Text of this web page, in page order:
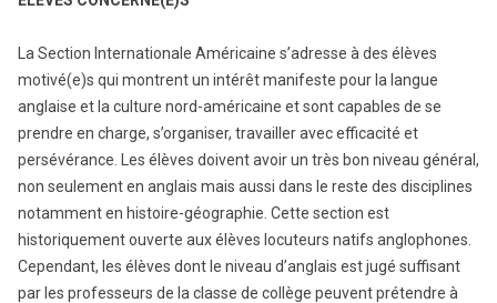
La Section Internationale Américaine s’adresse à des élèves
motivé(e)s qui montrent un intérêt manifeste pour la langue
anglaise et la culture nord-américaine et sont capables de se
prendre en charge, s’organiser, travailler avec efficacité et
persévérance. Les élèves doivent avoir un très bon niveau général,
non seulement en anglais mais aussi dans le reste des disciplines
notamment en histoire-géographie. Cette section est
historiquement ouverte aux élèves locuteurs natifs anglophones.
Cependant, les élèves dont le niveau d’anglais est jugé suffisant
par les professeurs de la classe de collège peuvent prétendre à